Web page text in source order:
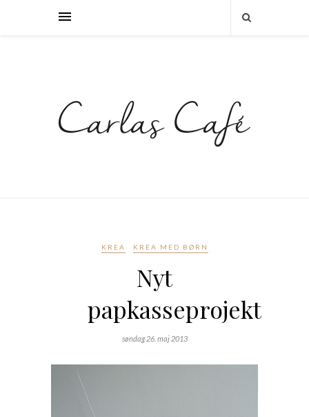
KREA KREA MED BØRN
Nyt
papkasseprojekt
søndag 26. maj 2013